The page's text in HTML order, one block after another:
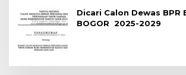
Dicari Calon Dewas BPR
BOGOR 2025-2029